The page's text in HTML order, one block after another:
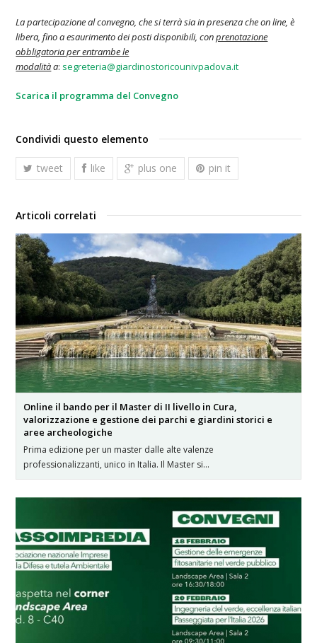
La partecipazione al convegno, che si terrà sia in presenza che on line, è
libera, fino a esaurimento dei posti disponibili, conprenotazione
obbligatoria per entrambe le
modalitàa: segreteria@giardinostoricounivpadova.it
Scarica il programma del Convegno
Condividi questo elemento
tweet like plus one pin it
Articoli correlati
Online il bando per il Master di II livello in Cura,
valorizzazione e gestione dei parchi e giardini storici e
aree archeologiche
Prima edizione per un master dalle alte valenze
professionalizzanti, unico in Italia. Il Master si…